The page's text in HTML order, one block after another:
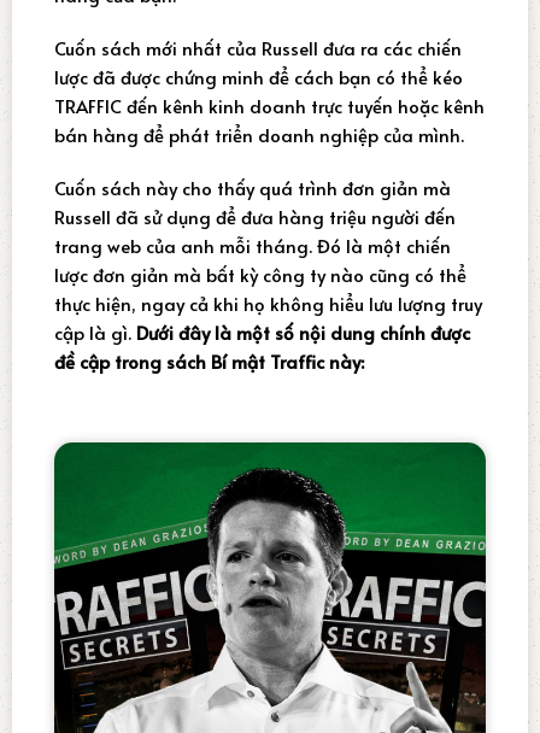
Cuốn sách mới nhất của Russell đưa ra các chiến
lược đã được chứng minh để cách bạn có thể kéo
TRAFFIC đến kênh kinh doanh trực tuyến hoặc kênh
bán hàng để phát triển doanh nghiệp của mình.
Cuốn sách này cho thấy quá trình đơn giản mà
Russell đã sử dụng để đưa hàng triệu người đến
trang web của anh mỗi tháng. Đó là một chiến
lược đơn giản mà bất kỳ công ty nào cũng có thể
thực hiện, ngay cả khi họ không hiểu lưu lượng truy
cập là gì. Dưới đây là một số nội dung chính được
đề cập trong sách Bí mật Traffic này: